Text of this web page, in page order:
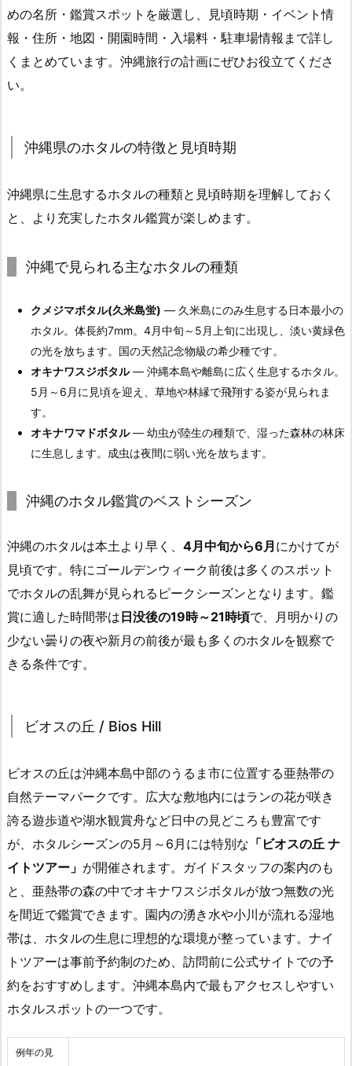
めの名所・鑑賞スポットを厳選し、見頃時期・イベント情
報・住所・地図・開園時間・入場料・駐車場情報まで詳し
くまとめています。沖縄旅行の計画にぜひお役立てくださ
い。
沖縄県のホタルの特徴と見頃時期
沖縄県に生息するホタルの種類と見頃時期を理解しておく
と、より充実したホタル鑑賞が楽しめます。
沖縄で見られる主なホタルの種類
クメジマボタル(久米島蛍) — 久米島にのみ生息する日本最小の
ホタル。体長約7mm。4月中旬～5月上旬に出現し、淡い黄緑色
の光を放ちます。国の天然記念物級の希少種です。
オキナワスジボタル— 沖縄本島や離島に広く生息するホタル。
5月～6月に見頃を迎え、草地や林縁で飛翔する姿が見られま
す。
オキナワマドボタル— 幼虫が陸生の種類で、湿った森林の林床
に生息します。成虫は夜間に弱い光を放ちます。
沖縄のホタル鑑賞のベストシーズン
沖縄のホタルは本土より早く、 4月中旬から6月 にかけてが
見頃です。特にゴールデンウィーク前後は多くのスポット
でホタルの乱舞が見られるピークシーズンとなります。鑑
賞に適した時間帯は日没後の19時～21時頃で、月明かりの
少ない曇りの夜や新月の前後が最も多くのホタルを観察で
きる条件です。
ビオスの丘 / Bios Hill
ビオスの丘は沖縄本島中部のうるま市に位置する亜熱帯の
自然テーマパークです。広大な敷地内にはランの花が咲き
誇る遊歩道や湖水観賞舟など日中の見どころも豊富です
が、ホタルシーズンの5月～6月には特別な 「ビオスの丘 ナ
イトツアー」 が開催されます。ガイドスタッフの案内のも
と、亜熱帯の森の中でオキナワスジボタルが放つ無数の光
を間近で鑑賞できます。園内の湧き水や小川が流れる湿地
帯は、ホタルの生息に理想的な環境が整っています。ナイ
トツアーは事前予約制のため、訪問前に公式サイトでの予
約をおすすめします。沖縄本島内で最もアクセスしやすい
ホタルスポットの一つです。
例年の見